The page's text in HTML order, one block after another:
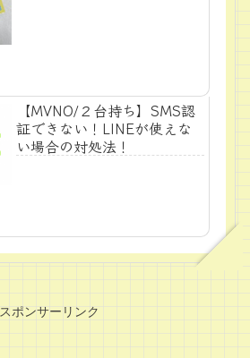
【MVNO/２台持ち】SMS認
証できない！LINEが使えな
い場合の対処法！
スポンサーリンク